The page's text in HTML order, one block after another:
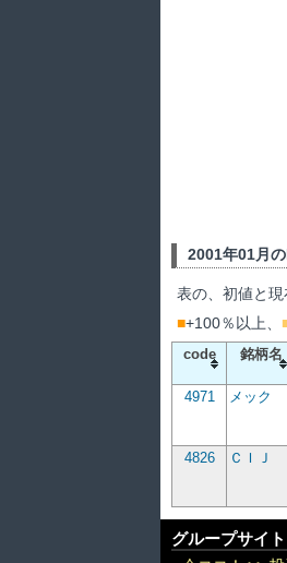
2001年01月
表の、初値と現
■+100％以上、
code 銘柄名
4971
メック
4826
ＣＩＪ
グループサイト